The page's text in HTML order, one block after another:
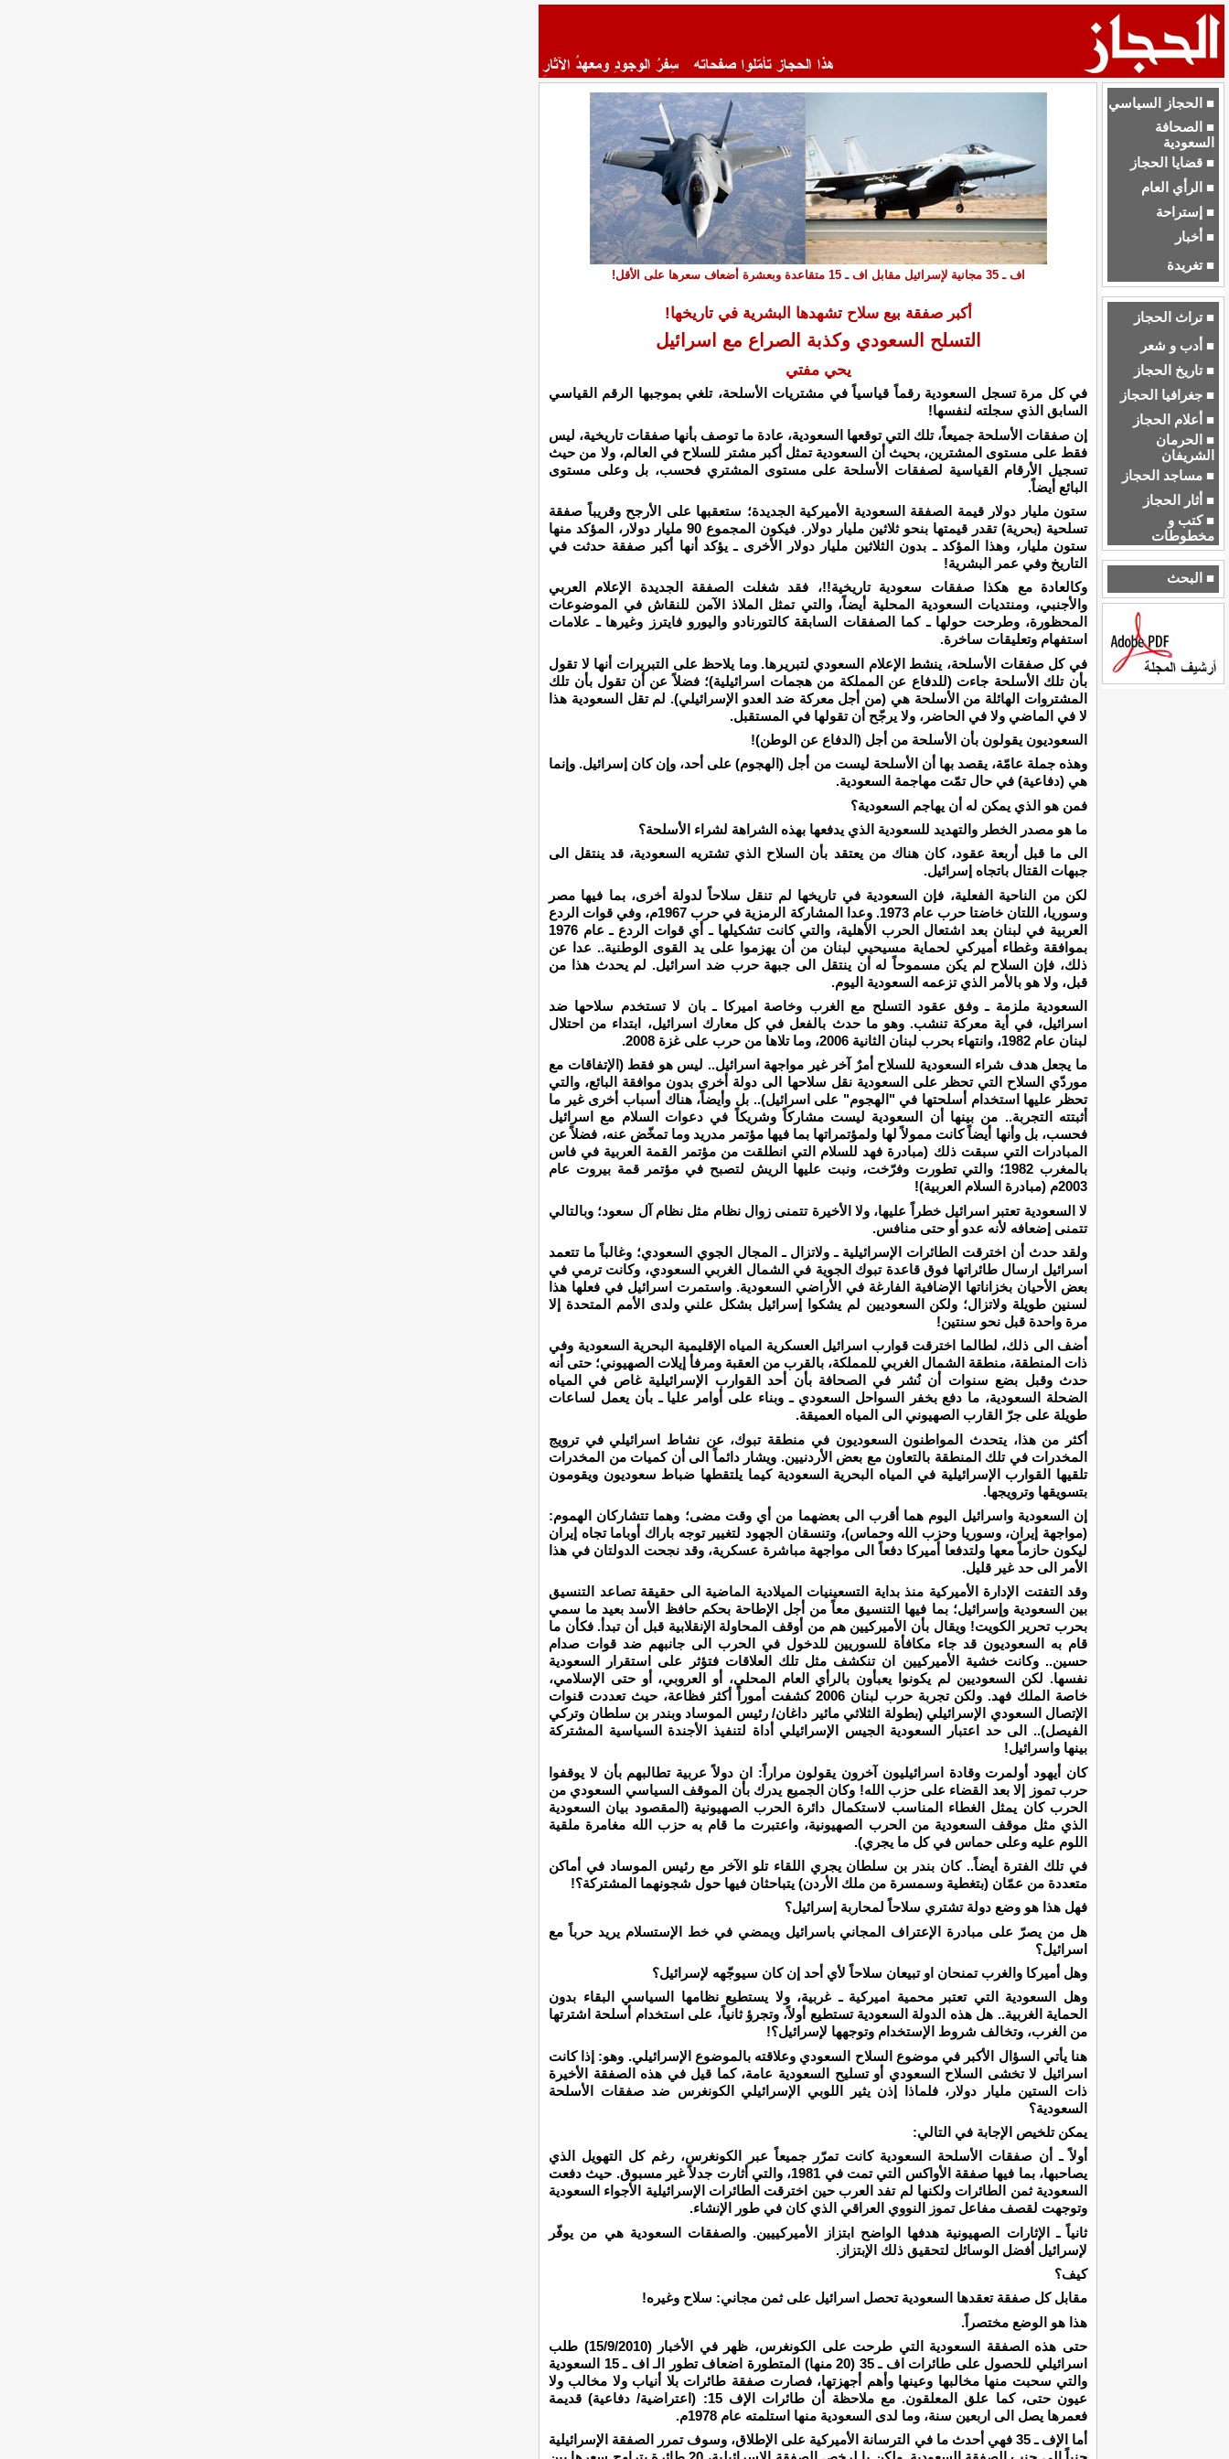
■ الحجاز السياسي
■ الصحافة
السعودية
■ قضايا الحجاز
■ الرأي العام
■ إستراحة
■ أخبار
■ تغريدة
■ تراث الحجاز
■ أدب و شعر
■ تاريخ الحجاز
■ جغرافيا الحجاز
■ أعلام الحجاز
■ الحرمان
الشريفان
■ مساجد الحجاز
■ أثار الحجاز
■ كتب و
مخطوطات
■ البحث
اف ـ 35 مجانية لإسرائيل مقابل اف ـ 15 متقاعدة وبعشرة أضعاف سعرها على الأقل!
أكبر صفقة بيع سلاح تشهدها البشرية في تاريخها!
التسلح السعودي وكذبة الصراع مع اسرائيل
يحي مفتي
في كل مرة تسجل السعودية رقماً قياسياً في مشتريات الأسلحة، تلغي بموجبها الرقم القياسي
السابق الذي سجلته لنفسها!
إن صفقات الأسلحة جميعاً، تلك التي توقعها السعودية، عادة ما توصف بأنها صفقات تاريخية، ليس
فقط على مستوى المشترين، بحيث أن السعودية تمثل أكبر مشتر للسلاح في العالم، ولا من حيث
تسجيل الأرقام القياسية لصفقات الأسلحة على مستوى المشتري فحسب، بل وعلى مستوى
البائع أيضاً.
ستون مليار دولار قيمة الصفقة السعودية الأميركية الجديدة؛ ستعقبها على الأرجح وقريباً صفقة
تسلحية (بحرية) تقدر قيمتها بنحو ثلاثين مليار دولار. فيكون المجموع 90 مليار دولار، المؤكد منها
ستون مليار، وهذا المؤكد ـ بدون الثلاثين مليار دولار الأخرى ـ يؤكد أنها أكبر صفقة حدثت في
التاريخ وفي عمر البشرية!
وكالعادة مع هكذا صفقات سعودية تاريخية!!، فقد شغلت الصفقة الجديدة الإعلام العربي
والأجنبي، ومنتديات السعودية المحلية أيضاً، والتي تمثل الملاذ الآمن للنقاش في الموضوعات
المحظورة، وطرحت حولها ـ كما الصفقات السابقة كالتورنادو واليورو فايترز وغيرها ـ علامات
استفهام وتعليقات ساخرة.
في كل صفقات الأسلحة، ينشط الإعلام السعودي لتبريرها. وما يلاحظ على التبريرات أنها لا تقول
بأن تلك الأسلحة جاءت (للدفاع عن المملكة من هجمات اسرائيلية)؛ فضلاً عن أن تقول بأن تلك
المشتروات الهائلة من الأسلحة هي (من أجل معركة ضد العدو الإسرائيلي). لم تقل السعودية هذا
لا في الماضي ولا في الحاضر، ولا يرجّح أن تقولها في المستقبل.
السعوديون يقولون بأن الأسلحة من أجل (الدفاع عن الوطن)!
وهذه جملة عامّة، يقصد بها أن الأسلحة ليست من أجل (الهجوم) على أحد، وإن كان إسرائيل. وإنما
هي (دفاعية) في حال تمّت مهاجمة السعودية.
فمن هو الذي يمكن له أن يهاجم السعودية؟
ما هو مصدر الخطر والتهديد للسعودية الذي يدفعها بهذه الشراهة لشراء الأسلحة؟
الى ما قبل أربعة عقود، كان هناك من يعتقد بأن السلاح الذي تشتريه السعودية، قد ينتقل الى
جبهات القتال باتجاه إسرائيل.
لكن من الناحية الفعلية، فإن السعودية في تاريخها لم تنقل سلاحاً لدولة أخرى، بما فيها مصر
وسوريا، اللتان خاضتا حرب عام 1973. وعدا المشاركة الرمزية في حرب 1967م، وفي قوات الردع
العربية في لبنان بعد اشتعال الحرب الأهلية، والتي كانت تشكيلها ـ أي قوات الردع ـ عام 1976
بموافقة وغطاء أميركي لحماية مسيحيي لبنان من أن يهزموا على يد القوى الوطنية.. عدا عن
ذلك، فإن السلاح لم يكن مسموحاً له أن ينتقل الى جبهة حرب ضد اسرائيل. لم يحدث هذا من
قبل، ولا هو بالأمر الذي تزعمه السعودية اليوم.
السعودية ملزمة ـ وفق عقود التسلح مع الغرب وخاصة اميركا ـ بان لا تستخدم سلاحها ضد
اسرائيل، في أية معركة تنشب. وهو ما حدث بالفعل في كل معارك اسرائيل، ابتداء من احتلال
لبنان عام 1982، وانتهاء بحرب لبنان الثانية 2006، وما تلاها من حرب على غزة 2008.
ما يجعل هدف شراء السعودية للسلاح أمرٌ آخر غير مواجهة اسرائيل.. ليس هو فقط (الإتفاقات مع
موردّي السلاح التي تحظر على السعودية نقل سلاحها الى دولة أخرى بدون موافقة البائع، والتي
تحظر عليها استخدام أسلحتها في "الهجوم" على اسرائيل).. بل وأيضاً، هناك أسباب أخرى غير ما
أثبتته التجربة.. من بينها أن السعودية ليست مشاركاً وشريكاً في دعوات السلام مع اسرائيل
فحسب، بل وأنها أيضاً كانت ممولاً لها ولمؤتمراتها بما فيها مؤتمر مدريد وما تمخّض عنه، فضلاً عن
المبادرات التي سبقت ذلك (مبادرة فهد للسلام التي انطلقت من مؤتمر القمة العربية في فاس
بالمغرب 1982؛ والتي تطورت وفرّخت، ونبت عليها الريش لتصبح في مؤتمر قمة بيروت عام
2003م (مبادرة السلام العربية)!
لا السعودية تعتبر اسرائيل خطراً عليها، ولا الأخيرة تتمنى زوال نظام مثل نظام آل سعود؛ وبالتالي
تتمنى إضعافه لأنه عدو أو حتى منافس.
ولقد حدث أن اخترقت الطائرات الإسرائيلية ـ ولاتزال ـ المجال الجوي السعودي؛ وغالباً ما تتعمد
اسرائيل ارسال طائراتها فوق قاعدة تبوك الجوية في الشمال الغربي السعودي، وكانت ترمي في
بعض الأحيان بخزاناتها الإضافية الفارغة في الأراضي السعودية. واستمرت اسرائيل في فعلها هذا
لسنين طويلة ولاتزال؛ ولكن السعوديين لم يشكوا إسرائيل بشكل علني ولدى الأمم المتحدة إلا
مرة واحدة قبل نحو سنتين!
أضف الى ذلك، لطالما اخترقت قوارب اسرائيل العسكرية المياه الإقليمية البحرية السعودية وفي
ذات المنطقة، منطقة الشمال الغربي للمملكة، بالقرب من العقبة ومرفأ إيلات الصهيوني؛ حتى أنه
حدث وقبل بضع سنوات أن نُشر في الصحافة بأن أحد القوارب الإسرائيلية غاص في المياه
الضحلة السعودية، ما دفع بخفر السواحل السعودي ـ وبناء على أوامر عليا ـ بأن يعمل لساعات
طويلة على جرّ القارب الصهيوني الى المياه العميقة.
أكثر من هذا، يتحدث المواطنون السعوديون في منطقة تبوك، عن نشاط اسرائيلي في ترويج
المخدرات في تلك المنطقة بالتعاون مع بعض الأردنيين. ويشار دائماً الى أن كميات من المخدرات
تلقيها القوارب الإسرائيلية في المياه البحرية السعودية كيما يلتقطها ضباط سعوديون ويقومون
بتسويقها وترويجها.
إن السعودية واسرائيل اليوم هما أقرب الى بعضهما من أي وقت مضى؛ وهما تتشاركان الهموم:
(مواجهة إيران، وسوريا وحزب الله وحماس)، وتنسقان الجهود لتغيير توجه باراك أوباما تجاه إيران
ليكون حازماً معها ولتدفعا أميركا دفعاً الى مواجهة مباشرة عسكرية، وقد نجحت الدولتان في هذا
الأمر الى حد غير قليل.
وقد التفتت الإدارة الأميركية منذ بداية التسعينيات الميلادية الماضية الى حقيقة تصاعد التنسيق
بين السعودية وإسرائيل؛ بما فيها التنسيق معاً من أجل الإطاحة بحكم حافظ الأسد بعيد ما سمي
بحرب تحرير الكويت! ويقال بأن الأميركيين هم من أوقف المحاولة الإنقلابية قبل أن تبدأ. فكأن ما
قام به السعوديون قد جاء مكافأة للسوريين للدخول في الحرب الى جانبهم ضد قوات صدام
حسين.. وكانت خشية الأميركيين ان تنكشف مثل تلك العلاقات فتؤثر على استقرار السعودية
نفسها. لكن السعوديين لم يكونوا يعبأون بالرأي العام المحلي، أو العروبي، أو حتى الإسلامي،
خاصة الملك فهد. ولكن تجربة حرب لبنان 2006 كشفت أموراً أكثر فظاعة، حيث تعددت قنوات
الإتصال السعودي الإسرائيلي (بطولة الثلاثي مائير داغان/ رئيس الموساد وبندر بن سلطان وتركي
الفيصل).. الى حد اعتبار السعودية الجيس الإسرائيلي أداة لتنفيذ الأجندة السياسية المشتركة
بينها واسرائيل!
كان أيهود أولمرت وقادة اسرائيليون آخرون يقولون مراراً: ان دولاً عربية تطالبهم بأن لا يوقفوا
حرب تموز إلا بعد القضاء على حزب الله! وكان الجميع يدرك بأن الموقف السياسي السعودي من
الحرب كان يمثل الغطاء المناسب لاستكمال دائرة الحرب الصهيونية (المقصود بيان السعودية
الذي مثل موقف السعودية من الحرب الصهيونية، واعتبرت ما قام به حزب الله مغامرة ملقية
اللوم عليه وعلى حماس في كل ما يجري).
في تلك الفترة أيضاً.. كان بندر بن سلطان يجري اللقاء تلو الآخر مع رئيس الموساد في أماكن
متعددة من عمّان (بتغطية وسمسرة من ملك الأردن) يتباحثان فيها حول شجونهما المشتركة؟!
فهل هذا هو وضع دولة تشتري سلاحاً لمحاربة إسرائيل؟
هل من يصرّ على مبادرة الإعتراف المجاني باسرائيل ويمضي في خط الإستسلام يريد حرباً مع
اسرائيل؟
وهل أميركا والغرب تمنحان او تبيعان سلاحاً لأي أحد إن كان سيوجّهه لإسرائيل؟
وهل السعودية التي تعتبر محمية اميركية ـ غربية، ولا يستطيع نظامها السياسي البقاء بدون
الحماية الغربية.. هل هذه الدولة السعودية تستطيع أولاً، وتجرؤ ثانياً، على استخدام أسلحة اشترتها
من الغرب، وتخالف شروط الإستخدام وتوجهها لإسرائيل؟!
هنا يأتي السؤال الأكبر في موضوع السلاح السعودي وعلاقته بالموضوع الإسرائيلي. وهو: إذا كانت
اسرائيل لا تخشى السلاح السعودي أو تسليح السعودية عامة، كما قيل في هذه الصفقة الأخيرة
ذات الستين مليار دولار، فلماذا إذن يثير اللوبي الإسرائيلي الكونغرس ضد صفقات الأسلحة
السعودية؟
يمكن تلخيص الإجابة في التالي:
أولاً ـ أن صفقات الأسلحة السعودية كانت تمرّر جميعاً عبر الكونغرس، رغم كل التهويل الذي
يصاحبها، بما فيها صفقة الأواكس التي تمت في 1981، والتي أثارت جدلاً غير مسبوق. حيث دفعت
السعودية ثمن الطائرات ولكنها لم تفد العرب حين اخترقت الطائرات الإسرائيلية الأجواء السعودية
وتوجهت لقصف مفاعل تموز النووي العراقي الذي كان في طور الإنشاء.
ثانياً ـ الإثارات الصهيونية هدفها الواضح ابتزاز الأميركييين. والصفقات السعودية هي من يوفّر
لإسرائيل أفضل الوسائل لتحقيق ذلك الإبتزاز.
كيف؟
مقابل كل صفقة تعقدها السعودية تحصل اسرائيل على ثمن مجاني: سلاح وغيره!
هذا هو الوضع مختصراً.
حتى هذه الصفقة السعودية التي طرحت على الكونغرس، ظهر في الأخبار (15/9/2010) طلب
اسرائيلي للحصول على طائرات اف ـ 35 (20 منها) المتطورة اضعاف تطور الـ اف ـ 15 السعودية
والتي سحبت منها مخالبها وعينها وأهم أجهزتها، فصارت صفقة طائرات بلا أنياب ولا مخالب ولا
عيون حتى، كما علق المعلقون. مع ملاحظة أن طائرات الإف 15: (اعتراضية/ دفاعية) قديمة
فعمرها يصل الى اربعين سنة، وما لدى السعودية منها استلمته عام 1978م.
أما الإف ـ 35 فهي أحدث ما في الترسانة الأميركية على الإطلاق، وسوف تمرر الصفقة الإسرائيلية